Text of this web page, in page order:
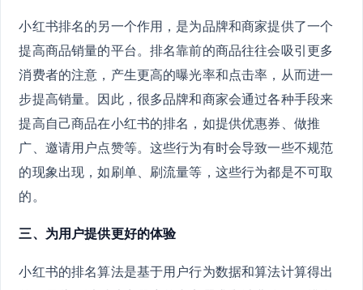
小红书排名的另一个作用，是为品牌和商家提供了一个
提高商品销量的平台。排名靠前的商品往往会吸引更多
消费者的注意，产生更高的曝光率和点击率，从而进一
步提高销量。因此，很多品牌和商家会通过各种手段来
提高自己商品在小红书的排名，如提供优惠券、做推
广、邀请用户点赞等。这些行为有时会导致一些不规范
的现象出现，如刷单、刷流量等，这些行为都是不可取
的。
三、为用户提供更好的体验
小红书的排名算法是基于用户行为数据和算法计算得出